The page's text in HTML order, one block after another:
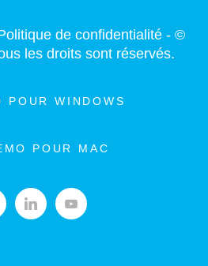
de confidentialité- ©
les droits sont réservés.
POUR WINDOWS
POUR MAC